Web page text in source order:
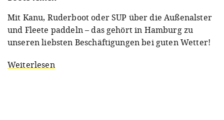
Mit Kanu, Ruderboot oder SUP über die Außenalster
und Fleete paddeln – das gehört in Hamburg zu
unseren liebsten Beschäftigungen bei guten Wetter!
Weiterlesen